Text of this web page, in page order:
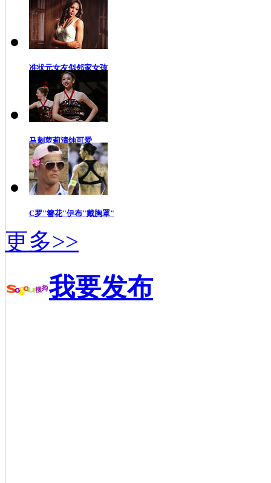
准状元女友似邻家女孩
马刺萝莉清纯可爱
C罗"簪花"伊布"戴胸罩"
更多>>
我要发布